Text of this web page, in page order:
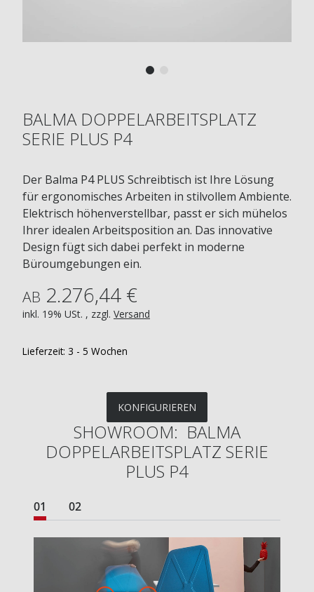
BALMA DOPPELARBEITSPLATZ
SERIE PLUS P4
Der Balma P4 PLUS Schreibtisch ist Ihre Lösung
für ergonomisches Arbeiten in stilvollem Ambiente.
Elektrisch höhenverstellbar, passt er sich mühelos
Ihrer idealen Arbeitsposition an. Das innovative
Design fügt sich dabei perfekt in moderne
Büroumgebungen ein.
AB 2.276,44 €
inkl. 19% USt. , zzgl. Versand
Lieferzeit: 3 - 5 Wochen
KONFIGURIEREN
SHOWROOM: BALMA
DOPPELARBEITSPLATZ SERIE
PLUS P4
01 02